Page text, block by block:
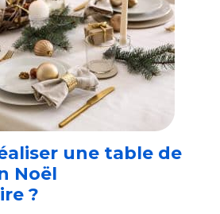
une table de
Noël
?